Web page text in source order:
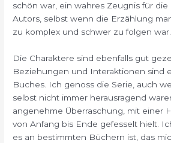
schön war, ein wahres Zeugnis für
Autors, selbst wenn die Erzählung
zu komplex und schwer zu folgen war.
Die Charaktere sind ebenfalls gut
Beziehungen und Interaktionen sind
Buches. Ich genoss die Serie, auch
selbst nicht immer herausragend
angenehme Überraschung, mit einer
von Anfang bis Ende gefesselt hielt.
es an bestimmten Büchern ist, das